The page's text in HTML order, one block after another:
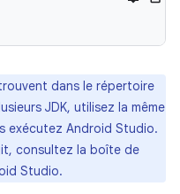
dans le répertoire
JDK, utilisez la même
exécutez Android Studio.
consultez la boîte de
Studio.